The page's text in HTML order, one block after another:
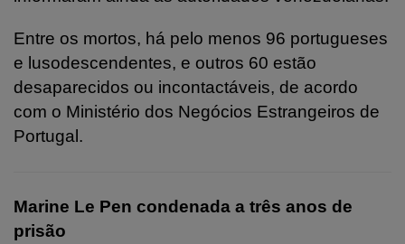
Entre os mortos, há pelo menos 96 portugueses
e lusodescendentes, e outros 60 estão
desaparecidos ou incontactáveis, de acordo
com o Ministério dos Negócios Estrangeiros de
Portugal.
Marine Le Pen condenada a três anos de
prisão